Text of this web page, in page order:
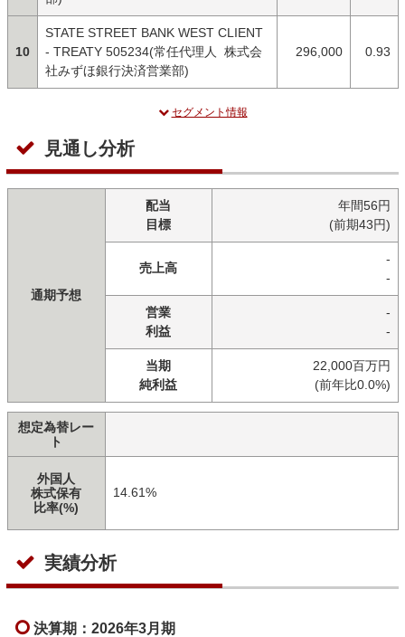
10
STATE STREET BANK WEST CLIENT
- TREATY 505234(常任代理人 株式会
社みずほ銀行決済営業部)
296,000 0.93
セグメント情報
見通し分析
通期予想
配当
目標
年間56円
(前期43円)
売上高
-
-
営業
利益
-
-
当期
純利益
22,000百万円
(前年比0.0%)
想定為替レー
ト
外国人
株式保有
比率(%)
14.61%
実績分析
決算期：2026年3月期